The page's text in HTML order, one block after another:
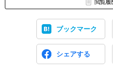
閲覧履
ブックマーク
シェアする